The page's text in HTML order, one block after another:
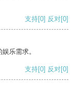
支持[0] 反对[0]
乐需求。
支持[0] 反对[0]